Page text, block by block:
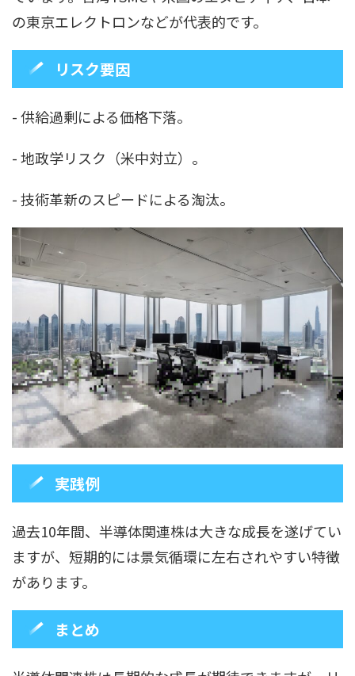
の東京エレクトロンなどが代表的です。
リスク要因
- 供給過剰による価格下落。
- 地政学リスク（米中対立）。
- 技術革新のスピードによる淘汰。
実践例
過去10年間、半導体関連株は大きな成長を遂げてい
ますが、短期的には景気循環に左右されやすい特徴
があります。
まとめ